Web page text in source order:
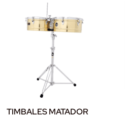
TIMBALES MATADOR